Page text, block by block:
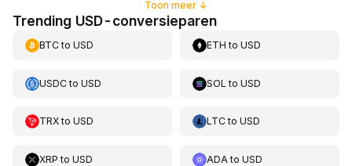
Toon meer↓
Trending USD-conversieparen
BTCto USD ETH toUSD
USDCto USD SOL toUSD
TRXto USD LTCtoUSD
XRP to USD ADA toUSD